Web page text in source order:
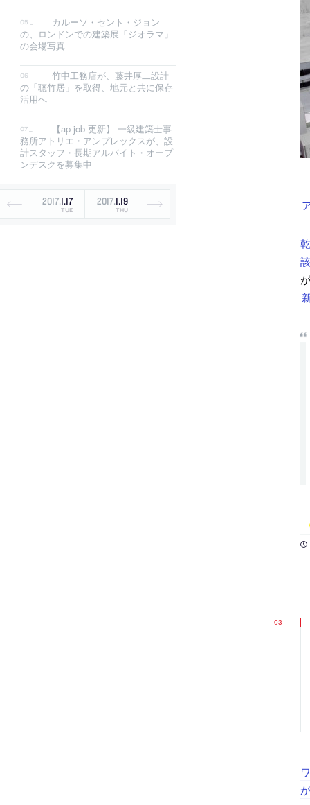
カルーソ・セント・ジョン
の、ロンドンでの建築展「ジオラマ」
の会場写真
竹中工務店が、藤井厚二設計
の「聴竹居」を取得、地元と共に保存
活用へ
【ap job 更新】 一級建築士事
務所アトリエ・アンプレックスが、設
計スタッフ・長期アルバイト・オープ
ンデスクを募集中
2017.1.17
TUE
2017.1.19
THU